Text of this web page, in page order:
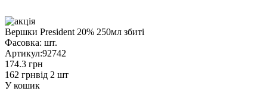
Вершки President 20% 250мл збиті
Фасовка: шт.
Артикул:92742
174.3 грн
162 грнвід 2 шт
У кошик